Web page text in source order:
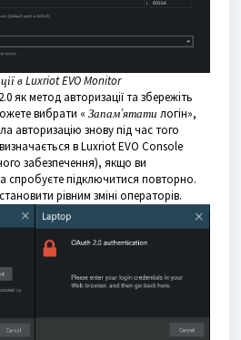
в Luxriot EVO Monitor
як метод авторизації та збережіть
вибрати « Запам’ятати логін»,
авторизацію знову під час того
в Luxriot EVO Console
забезпечення), якщо ви
спробуєте підключитися повторно.
рівним зміні операторів.